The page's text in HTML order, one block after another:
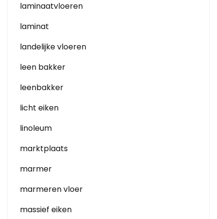
laminaatvloeren
laminat
landelijke vloeren
leen bakker
leenbakker
licht eiken
linoleum
marktplaats
marmer
marmeren vloer
massief eiken